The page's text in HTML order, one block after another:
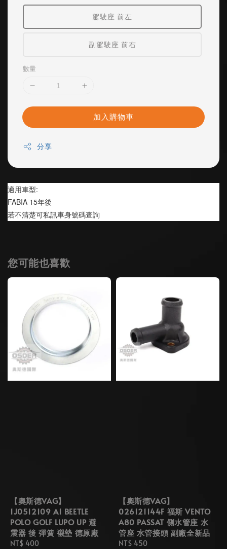
駕駛座 前左
副駕駛座 前右
數量
加入購物車
分享
適用車型:
FABIA 15年後
若不清楚可私訊車身號碼查詢
您可能也喜歡
【奧斯德VAG】
1J0512109 A1 BEETLE
POLO GOLF LUPO UP 避
震器 後 彈簧 襯墊 德原廠
Regular
NT$ 400
【奧斯德VAG】
026121144F 福斯 VENTO
A80 PASSAT 側水管座 水
管座 水管接頭 副廠全新品
Regular
NT$ 450